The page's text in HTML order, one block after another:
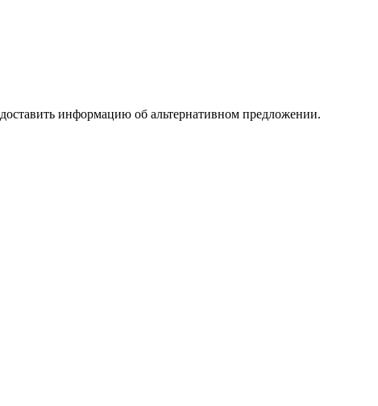
информацию об альтернативном предложении.